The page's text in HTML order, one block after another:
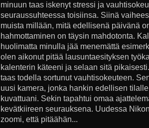
minuun taas iskenyt stressi ja
seuraussuhteessa toisiinsa. Siinä
muista millään, mitä edellisenä päivänä
hahmottaminen on täysin mahdotonta.
huolimatta minulla jää menemättä
olen aikonut pitää lausuntaesityksen
kalenterin käteeni ja selaan sitä
taas todella sortunut vauhtisokeuteen.
uusi kamera, jonka hankin edellisen
kuvattuani. Sekin tapahtui omaa
kevätkiireen seurauksena. Uudessa
zoomi, että pitäähän...